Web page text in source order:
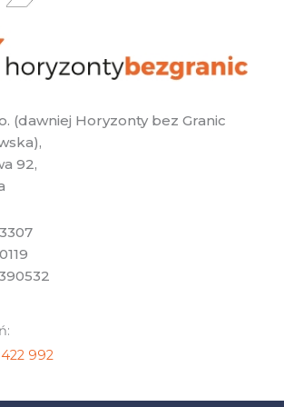
(dawniej Horyzonty bez Granic
92,
992